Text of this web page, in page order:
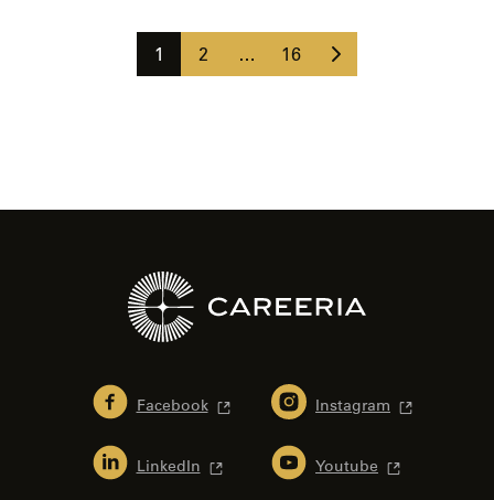
Sivu
1 Sivu
2 … Sivu
16
Seuraava
sivu
Facebook Instagram
LinkedIn Youtube